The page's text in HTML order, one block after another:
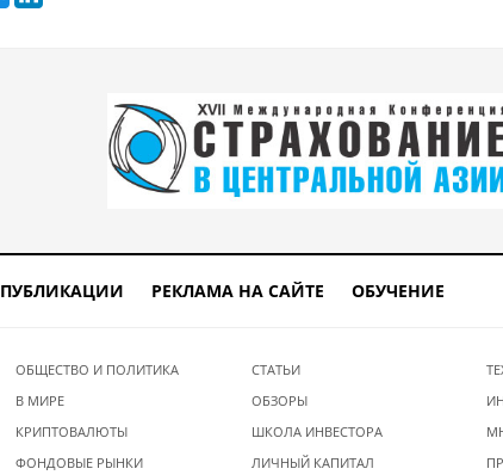
ПУБЛИКАЦИИ РЕКЛАМА НА САЙТЕ ОБУЧЕНИЕ
ОБЩЕСТВО И ПОЛИТИКА
В МИРЕ
КРИПТОВАЛЮТЫ
ФОНДОВЫЕ РЫНКИ
СТАТЬИ
ОБЗОРЫ
ШКОЛА ИНВЕСТОРА
ЛИЧНЫЙ КАПИТАЛ